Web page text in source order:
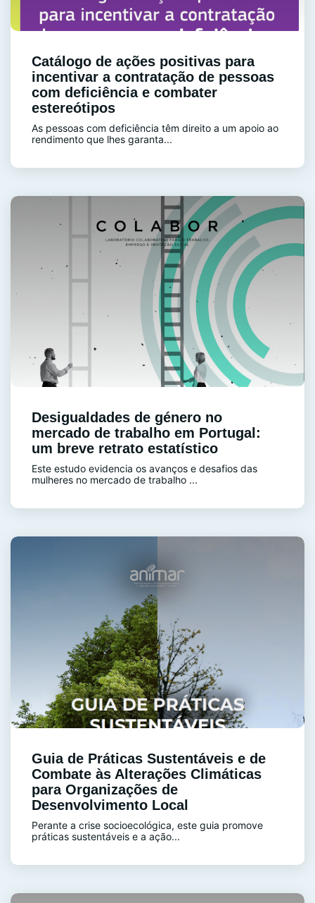
Catálogo de ações positivas para
incentivar a contratação de pessoas
com deficiência e combater
estereótipos
As pessoas com deficiência têm direito a um apoio ao
rendimento que lhes garanta...
Desigualdades de género no
mercado de trabalho em Portugal:
um breve retrato estatístico
Este estudo evidencia os avanços e desafios das
mulheres no mercado de trabalho ...
Guia de Práticas Sustentáveis e de
Combate às Alterações Climáticas
para Organizações de
Desenvolvimento Local
Perante a crise socioecológica, este guia promove
práticas sustentáveis e a ação...